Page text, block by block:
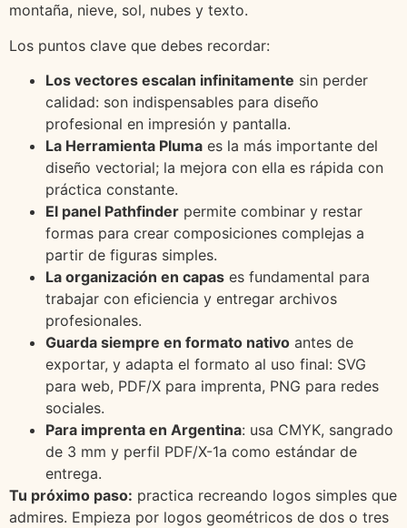
montaña, nieve, sol, nubes y texto.
Los puntos clave que debes recordar:
Los vectores escalan infinitamente sin perder
calidad: son indispensables para diseño
profesional en impresión y pantalla.
La Herramienta Pluma es la más importante del
diseño vectorial; la mejora con ella es rápida con
práctica constante.
El panel Pathfinder permite combinar y restar
formas para crear composiciones complejas a
partir de figuras simples.
La organización en capas es fundamental para
trabajar con eficiencia y entregar archivos
profesionales.
Guarda siempre en formato nativo antes de
exportar, y adapta el formato al uso final: SVG
para web, PDF/X para imprenta, PNG para redes
sociales.
Para imprenta en Argentina: usa CMYK, sangrado
de 3 mm y perfil PDF/X-1a como estándar de
entrega.
Tu próximo paso: practica recreando logos simples que
admires. Empieza por logos geométricos de dos o tres